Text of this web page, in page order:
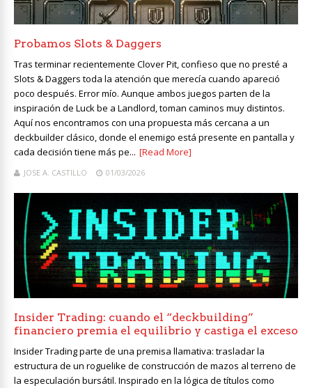
Probamos Slots & Daggers
Tras terminar recientemente Clover Pit, confieso que no presté a
Slots & Daggers toda la atención que merecía cuando apareció
poco después. Error mío. Aunque ambos juegos parten de la
inspiración de Luck be a Landlord, toman caminos muy distintos.
Aquí nos encontramos con una propuesta más cercana a un
deckbuilder clásico, donde el enemigo está presente en pantalla y
cada decisión tiene más pe... [Read More]
JOSE A. CASTILLO 01/03/2026
Insider Trading: cuando el “deckbuilding”
financiero premia el equilibrio y castiga el exceso
Insider Trading parte de una premisa llamativa: trasladar la
estructura de un roguelike de construcción de mazos al terreno de
la especulación bursátil. Inspirado en la lógica de títulos como